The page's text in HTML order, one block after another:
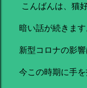
こんばんは、猫
暗い話が続きます
新型コロナの影
今この時期に手を